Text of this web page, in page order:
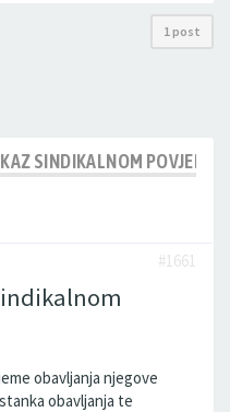
1 post
SINDIKALNOM
#1661
obavljanja njegove
obavljanja te